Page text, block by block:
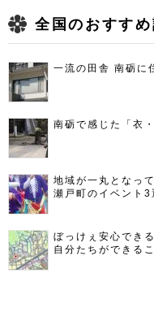
全国のおすす
一流の田舎 南砺に
南砺で感じた「衣
地域が一丸となっ
瀬戸町のイベント3
ぼっけぇ安心でき
自分たちができる